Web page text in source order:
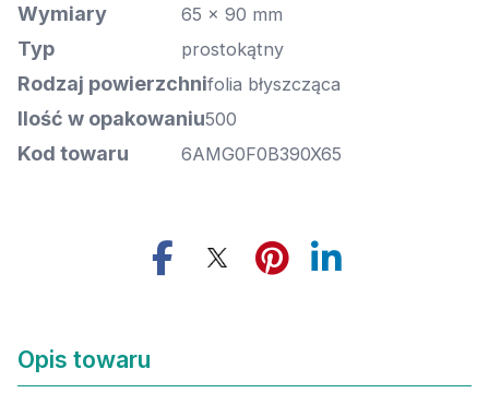
Wymiary 65 x 90 mm
Typ prostokątny
Rodzaj powierzchnifolia błyszcząca
Ilość w opakowaniu500
Kod towaru 6AMG0F0B390X65
Opis towaru